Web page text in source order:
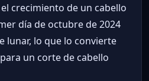
crecimiento de un cabello
día de octubre de 2024
lunar, lo que lo convierte
un corte de cabello